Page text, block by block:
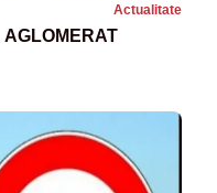
Actualitate
AGLOMERAT